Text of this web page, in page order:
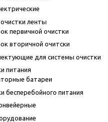
ленты
первичной очистки
вторичной очитски
для системы очистки
питания
батареи
бесперебойного питания